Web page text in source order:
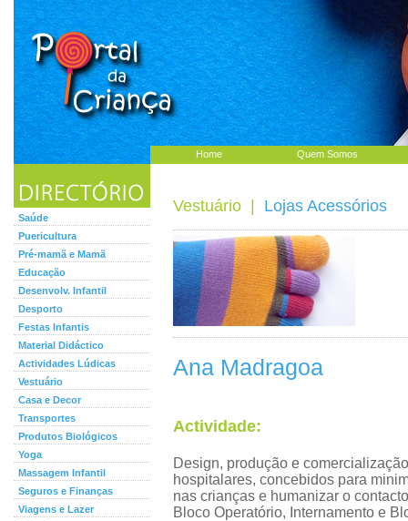
Home Quem Somos
Saúde
Puericultura
Pré-mamã e Mamã
Educação
Desenvolv. Infantil
Desporto
Festas Infantis
Material Didáctico
Actividades Lúdicas
Vestuário
Casa e Decor
Transportes
Produtos Biológicos
Yoga
Massagem Infantil
Seguros e Finanças
Viagens e Lazer
Vestuário Lojas Acessórios
Ana Madragoa
Actividade:
Design, produção e
hospitalares, concebidos para
nas crianças e humanizar o
Bloco Operatório, Internamento e